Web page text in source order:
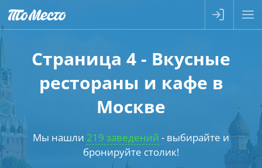
Страница 4 - Вкусные
рестораны и кафе в
Москве
Мы нашли 219 заведений - выбирайте и
бронируйте столик!